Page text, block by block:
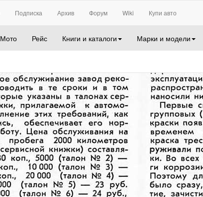
Подписка Архив Форум Wiki Купи авто
Мото Рейс Книги и каталоги Марки и модели